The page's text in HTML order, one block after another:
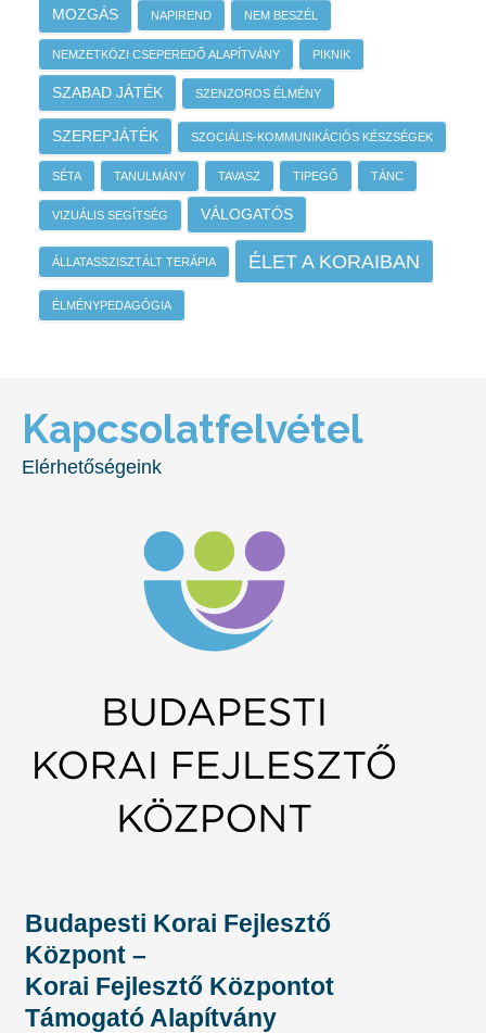
MOZGÁS NAPIREND NEM BESZÉL
NEMZETKÖZI CSEPEREDŐ ALAPÍTVÁNY PIKNIK
SZABAD JÁTÉK SZENZOROS ÉLMÉNY
SZEREPJÁTÉK SZOCIÁLIS-KOMMUNIKÁCIÓS KÉSZSÉGEK
SÉTA TANULMÁNY TAVASZ TIPEGŐ TÁNC
VIZUÁLIS SEGÍTSÉG VÁLOGATÓS
ÁLLATASSZISZTÁLT TERÁPIA ÉLET A KORAIBAN
ÉLMÉNYPEDAGÓGIA
Kapcsolatfelvétel
Elérhetőségeink
Budapesti Korai Fejlesztő
Központ –
Korai Fejlesztő Központot
Támogató Alapítvány